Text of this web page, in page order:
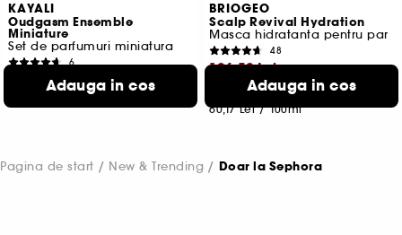
KAYALI
Oudgasm Ensemble
Miniature
Set de parfumuri miniatura
6
697,00 Lei
100ml
Adauga in cos
BRIOGEO
Scalp Revival Hydration
Masca hidratanta pentru par
48
106,50 Lei
Cel mai mic pret:194,00 Lei -45.1%
60,17 Lei /100ml
Adauga in cos
Pagina de start New & Trending Doar la Sephora